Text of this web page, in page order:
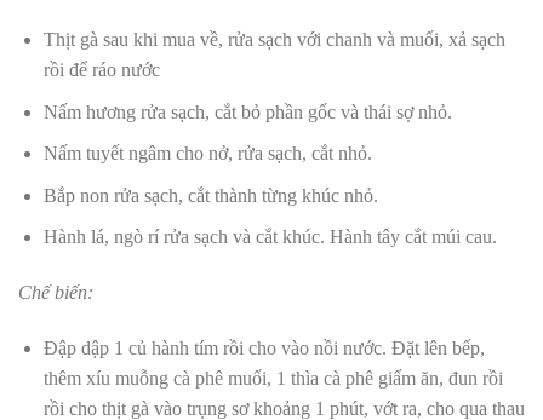
Thịt gà sau khi mua về, rửa sạch với chanh và muối, xả sạch
rồi để ráo nước
Nấm hương rửa sạch, cắt bỏ phần gốc và thái sợ nhỏ.
Nấm tuyết ngâm cho nở, rửa sạch, cắt nhỏ.
Bắp non rửa sạch, cắt thành từng khúc nhỏ.
Hành lá, ngò rí rửa sạch và cắt khúc. Hành tây cắt múi cau.
Chế biến:
Đập dập 1 củ hành tím rồi cho vào nồi nước. Đặt lên bếp,
thêm xíu muỗng cà phê muối, 1 thìa cà phê giấm ăn, đun rồi
rồi cho thịt gà vào trụng sơ khoảng 1 phút, vớt ra, cho qua thau